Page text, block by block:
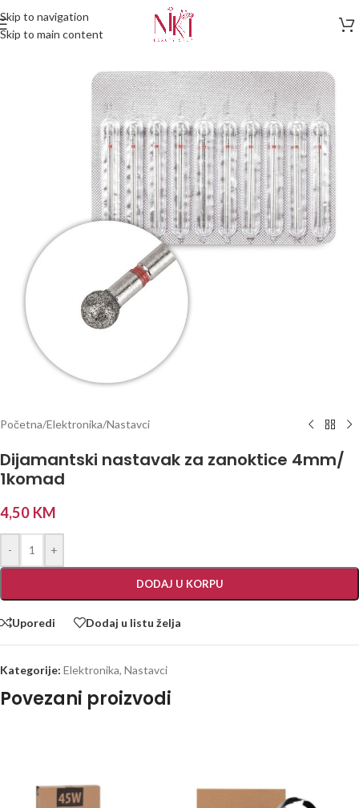
Skip to navigation
Skip to main content
Početna/Elektronika/Nastavci
Dijamantski nastavak za zanoktice 4mm/
1komad
4,50 KM
- +
DODAJ U KORPU
Uporedi Dodaj u listu želja
Kategorije: Elektronika, Nastavci
Povezani proizvodi